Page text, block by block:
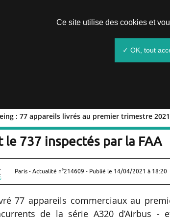
: 77 appareils livrés au premier trimestre
appareils livrés au
le 737 inspectés par la FAA
Paris - Actualité n°214609 - Publié le 14/04/2021 à 18:20
77 appareils commerciaux au
de la série A320 d’Airbus -
Ce site utilise des cookies et
✓ OK, tout